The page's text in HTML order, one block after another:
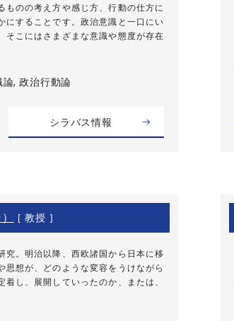
ものの考え方や感じ方、行動の仕方に
にすることです。政治意識と一口にい
そこにはさまざまな意識や態度が存在
論, 政治行動論
シラバス情報
[ 教授 ]
究。明治以降、西欧諸国から日本に移
思想が、どのような変容をうけながら
し、展開していったのか、または、